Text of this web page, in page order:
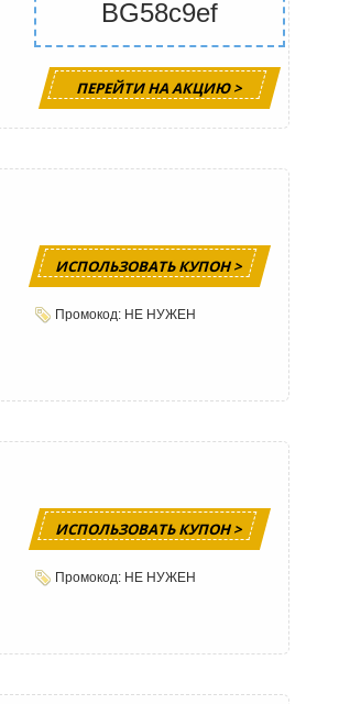
BG58c9ef
ПЕРЕЙТИ НА АКЦИЮ >
ИСПОЛЬЗОВАТЬ КУПОН >
Промокод: НЕ НУЖЕН
ИСПОЛЬЗОВАТЬ КУПОН >
Промокод: НЕ НУЖЕН